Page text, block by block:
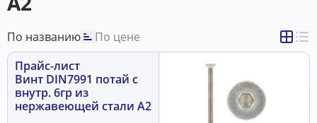
По названию
По цене
Прайс-лист
Винт DIN7991 потай с
внутр. 6гр из
нержавеющей стали А2